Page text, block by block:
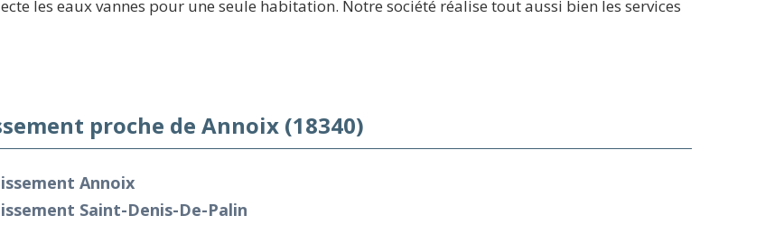
les eaux vannes pour une seule habitation. Notre société réalise tout aussi bien les services
proche de Annoix (18340)
Annoix
Saint-Denis-De-Palin